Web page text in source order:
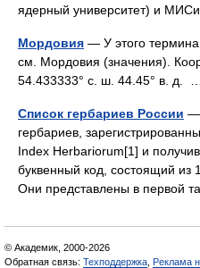
ядерный университет) и
Мордовия — У этого термина
см. Мордовия (значения).
54.433333° с. ш. 44.45° в. д.
Список гербариев России —
гербариев,
Index Herbariorum[1] и
буквенный код, состоящий из
Они представлены в первой
© Академик, 2000-2026
Обратная связь: Техподдержка Реклама